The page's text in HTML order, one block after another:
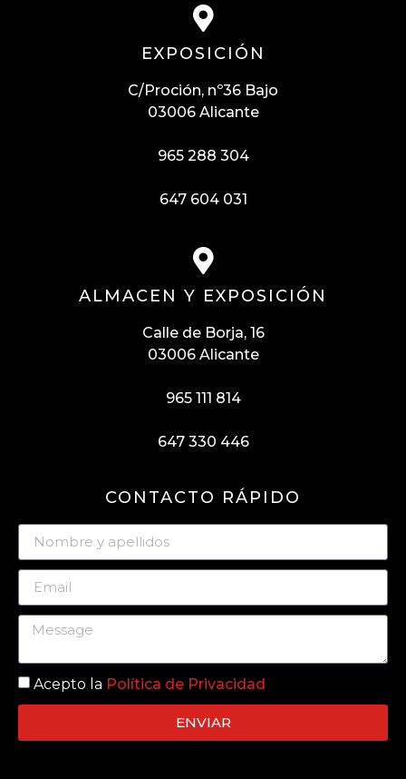
EXPOSICIÓN
C/Proción, nº36 Bajo
03006 Alicante
965 288 304
647 604 031
ALMACEN Y EXPOSICIÓN
Calle de Borja, 16
03006 Alicante
965 111 814
647 330 446
CONTACTO RÁPIDO
Acepto la Política de Privacidad
ENVIAR